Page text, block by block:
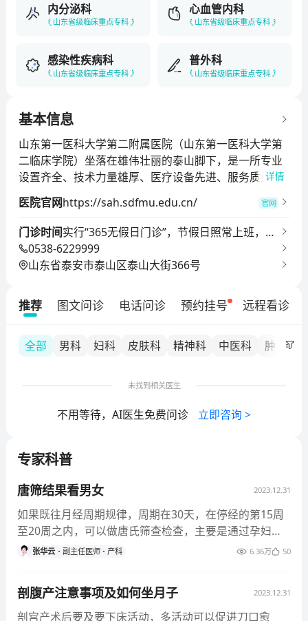
内分泌科
山东省级临床重点专科
心血管内科
山东省级临床重点专科
感染性疾病科
山东省级临床重点专科
普外科
山东省级临床重点专科
基本信息
山东第一医科大学第二附属医院（山东第一医科大学第
二临床学院）坐落在雄伟壮丽的泰山脚下，是一所专业
设置齐全、技术力量雄厚、医疗设备先进、服务质量优
良，集医疗、教学、科研、急诊急救、预防保健和康复
于一体的三级甲等综合性医院。医院建筑面积20万平方
米，编制床位2000张，在职职工2500余人，其中副高级
以上职称人员593人，双聘泰山学者特聘专家6人，泰山
学者青年专家3人，齐鲁卫生与健康领军人才1人，博士
床科室、13个医技科室，拥有国家级胸痛中心、卒中中
详情
医院官网https://sah.sdfmu.edu.cn/ 官网
门诊时间实行“365无假日门诊”，节假日照常上班，
午、夜间请直接到急诊科就诊。门诊夏季8:0
0-12:00，14:00-18:00；冬季8:00-12:00，1
0538-6229999
山东省泰安市泰山区泰山大街366号
推荐 图文问诊 电话问诊 预约挂号 远程看诊
全部 男科 妇科 皮肤科 精神科 中医科 肿瘤内科
未找到相关医生
不用等待，AI医生免费问诊 立即咨询 >
专家科普
唐筛结果看男女 2023.12.31
如果既往月经周期规律，周期在30天，在停经的第15周
至20周之内，可以做唐氏筛查检查，主要是通过孕妇血
清当中检测出来的游
张华云 副主任医师 产科 6.36万 50
剖腹产注意事项及如何坐月子 2023.12.31
剖宫产术后要及要下床活动，多活动可以促进刀口愈